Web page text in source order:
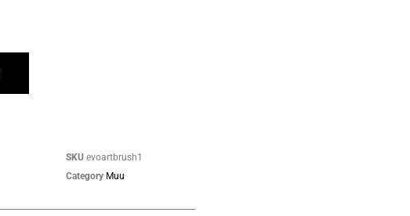
SKU evoartbrush1
Category Muu